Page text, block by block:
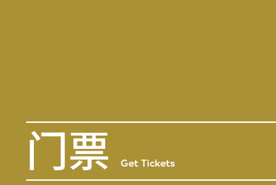
门票 Get Tickets